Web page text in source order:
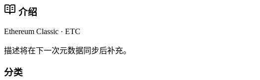
介绍
Ethereum Classic · ETC
描述将在下一次元数据同步后补充。
分类